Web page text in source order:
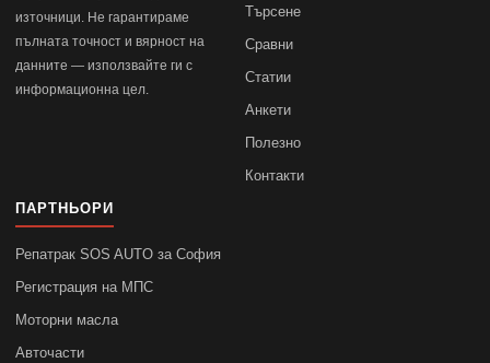
източници. Не гарантираме
пълната точност и вярност на
данните — използвайте ги с
информационна цел.
Търсене
Сравни
Статии
Анкети
Полезно
Контакти
ПАРТНЬОРИ
Репатрак SOS AUTO за София
Регистрация на МПС
Моторни масла
Авточасти